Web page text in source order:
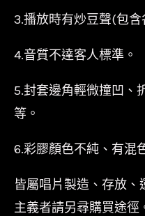
3.播放時有炒豆聲(包含
4.音質不達客人標準。
5.封套邊角輕微撞凹、
等。
6.彩膠顏色不純、有混
皆屬唱片製造、存放
主義者請另尋購買途徑